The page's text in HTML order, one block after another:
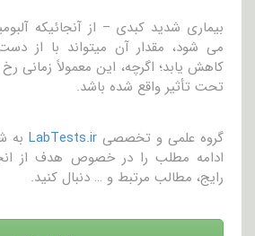
بیماری شدید کبدی – از آنجائیکه
می شود، مقدار آن میتواند با از
کاهش یابد؛ اگرچه، این معمولاً زمانی
تحت تأثیر واقع شده باشد.
گروه علمی و تخصصی LabTests.ir به
ادامه مطلب را در خصوص هدف از
رایج، مطالب مرتبط و … دنبال کنید.